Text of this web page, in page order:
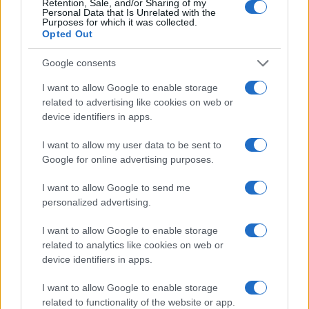
Retention, Sale, and/or Sharing of my
Personal Data that Is Unrelated with the
Purposes for which it was collected.
Opted Out
Google consents
I want to allow Google to enable storage
related to advertising like cookies on web or
device identifiers in apps.
I want to allow my user data to be sent to
Google for online advertising purposes.
I want to allow Google to send me
personalized advertising.
I want to allow Google to enable storage
related to analytics like cookies on web or
device identifiers in apps.
I want to allow Google to enable storage
related to functionality of the website or app.
Mi spiace doverlo ammettere, ma la situazione in
cui si è cacciato, e ci ha cacciato per via del blocco
seria, parafrasando un famoso aforisma di Ennio